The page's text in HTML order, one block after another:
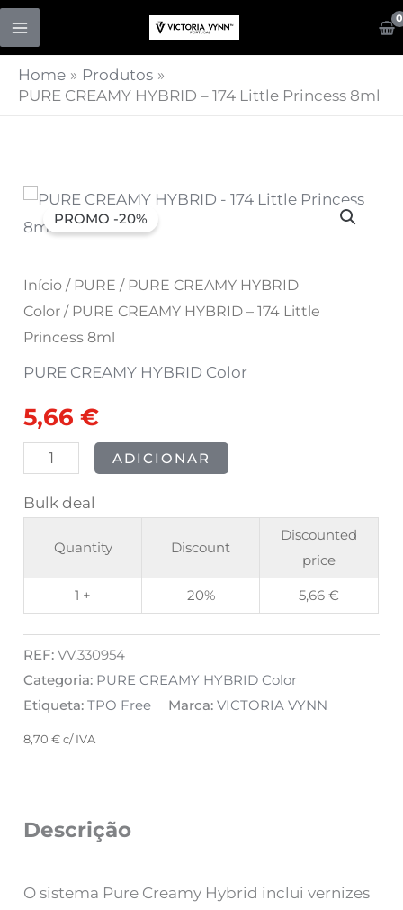
Skip
content
Home
Produtos
PURE CREAMY HYBRID – 174 Little Princess 8ml
Início / PURE / PURE CREAMY HYBRID
Color / PURE CREAMY HYBRID – 174 Little
Princess 8ml
PURE CREAMY HYBRID Color
O
original
era:
7,07 €.
5,66€
O
atual
é:
5,66 €.
Quantidade
de
CREAMY
HYBRID
-
174
Princess
8ml
ADICIONAR
Bulk deal
Quantity Discount
Discounted
price
1 + 20% 5,66€
REF:VV.330954
Categoria: PURE CREAMY HYBRID Color
Etiqueta:TPO Free Marca:VICTORIA VYNN
8,70€ c/ IVA
Descrição
O sistema Pure Creamy Hybrid inclui vernizes
PROMO -20%